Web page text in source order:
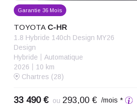
Garantie 36 Mois
TOYOTA C-HR
1.8 Hybride 140ch Design MY26
Design
Hybride
Automatique
2026
10 km
Chartres (28)
33 490 € ou 293,00 € /mois *